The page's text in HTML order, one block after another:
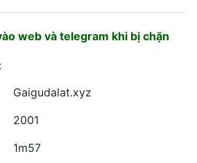
web và telegram khi bị chặn
Gaigudalat.xyz
2001
1m57